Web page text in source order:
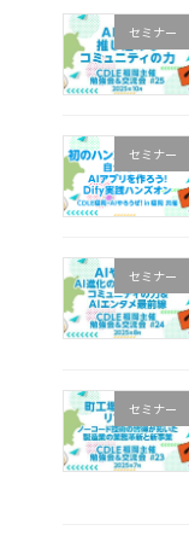
セミナー
セミナー
セミナー
セミナー